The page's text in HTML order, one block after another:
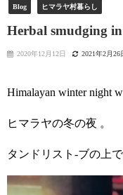
Blog ヒマラヤ村暮らし
Herbal smudging
2020年12月12日 2021年2月26
Himalayan winter night
ヒマラヤの冬の夜 。
タンドリスト-ブの上